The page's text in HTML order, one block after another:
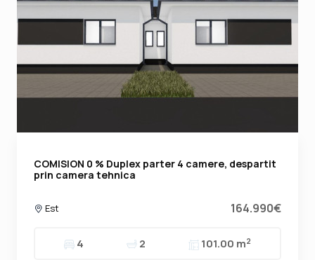
COMISION 0 % Duplex parter 4 camere, despartit
prin camera tehnica
Est 164.990€
4 2 101.00 m2